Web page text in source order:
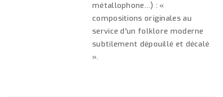
métallophone…) : «
compositions originales au
service d'un folklore moderne
subtilement dépouillé et décalé
».